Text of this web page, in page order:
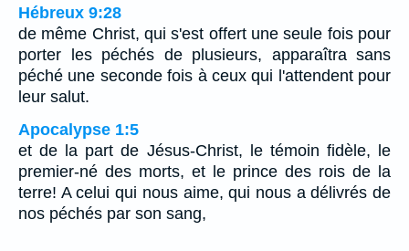
Hébreux 9:28
de même Christ, qui s'est offert une seule fois pour
porter les péchés de plusieurs, apparaîtra sans
péché une seconde fois à ceux qui l'attendent pour
leur salut.
Apocalypse 1:5
et de la part de Jésus-Christ, le témoin fidèle, le
premier-né des morts, et le prince des rois de la
terre! A celui qui nous aime, qui nous a délivrés de
nos péchés par son sang,